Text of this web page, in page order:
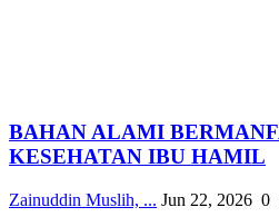
BAHAN ALAMI
KESEHATAN IBU HAMIL
Zainuddin Muslih, ... Jun 22, 2026 0